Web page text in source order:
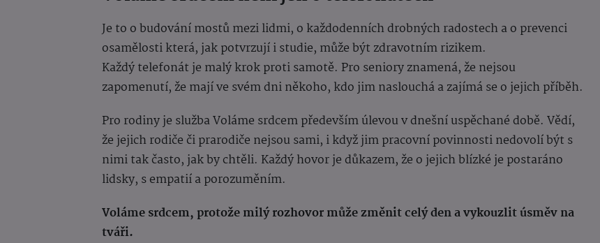
Je to o budování mostů mezi lidmi, o každodenních drobných radostech a o prevenci
osamělosti která, jak potvrzují i studie, může být zdravotním rizikem.
Každý telefonát je malý krok proti samotě. Pro seniory znamená, že nejsou
zapomenutí, že mají ve svém dni někoho, kdo jim naslouchá a zajímá se o jejich příběh.
Pro rodiny je služba Voláme srdcem především úlevou v dnešní uspěchané době. Vědí,
že jejich rodiče či prarodiče nejsou sami, i když jim pracovní povinnosti nedovolí být s
nimi tak často, jak by chtěli. Každý hovor je důkazem, že o jejich blízké je postaráno
lidsky, s empatií a porozuměním.
Voláme srdcem, protože milý rozhovor může změnit celý den a vykouzlit úsměv na
tváři.